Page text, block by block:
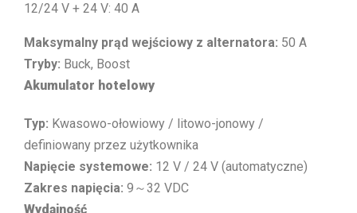
12/24 V + 24 V: 40 A
Maksymalny prąd wejściowy z alternatora: 50 A
Tryby: Buck, Boost
Akumulator hotelowy
Typ: Kwasowo-ołowiowy / litowo-jonowy /
definiowany przez użytkownika
Napięcie systemowe: 12 V / 24 V (automatyczne)
Zakres napięcia: 9～32 VDC
Wydajność